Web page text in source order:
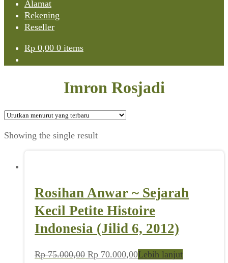
Alamat
Rekening
Reseller
Rp 0,00 0 items
Imron Rosjadi
Showing the single result
Rosihan Anwar ~ Sejarah
Kecil Petite Histoire
Indonesia (Jilid 6, 2012)
Rp75.000,00 Harga
Rp 70.000,00Harga
Lebih lanjut